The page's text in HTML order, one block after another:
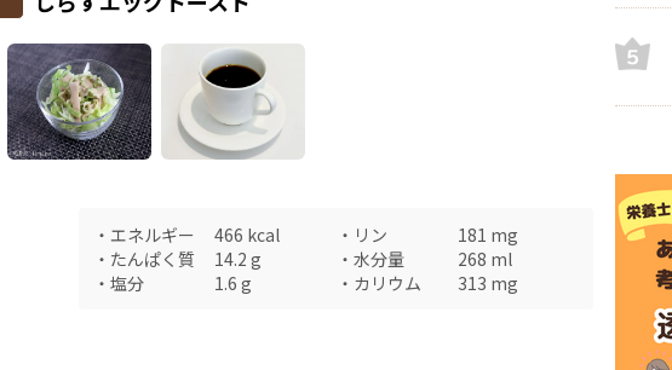
・ エネルギー 466 kcal ・ リン 181 mg
・ たんぱく質 14.2 g ・ 水分量 268 ml
・ 塩分 1.6 g ・ カリウム 313 mg